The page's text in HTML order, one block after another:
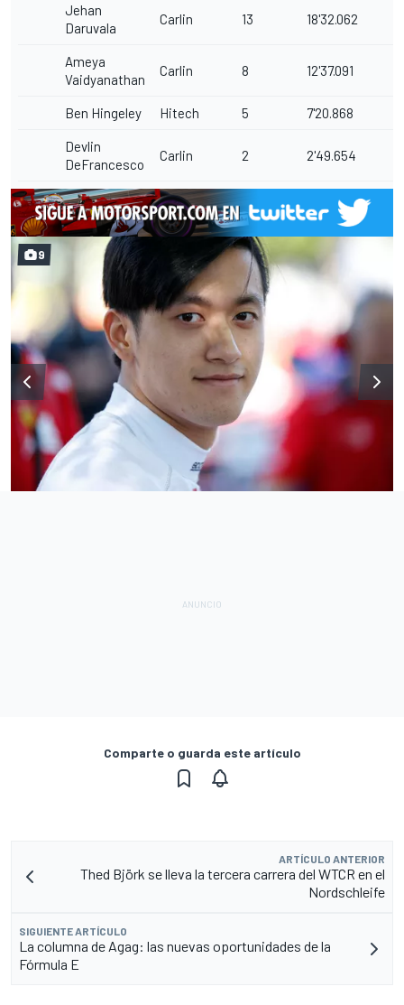
Jehan
Daruvala
Carlin 13 18'32.062
Ameya
Vaidyanathan
Carlin 8 12'37.091
Ben Hingeley Hitech 5 7'20.868
Devlin
DeFrancesco
Carlin 2 2'49.654
9
Comparte o guarda este artículo
ARTÍCULO ANTERIOR
Thed Björk se lleva la tercera carrera del WTCR en el
Nordschleife
SIGUIENTE ARTÍCULO
La columna de Agag: las nuevas oportunidades de la
Fórmula E